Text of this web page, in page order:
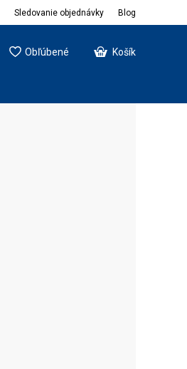
Sledovanie objednávky Blog
Obľúbené Košík